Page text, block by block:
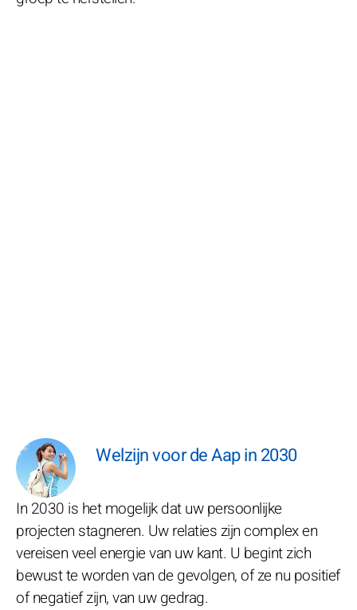
Welzijn voor de Aap in 2030
In 2030 is het mogelijk dat uw persoonlijke
projecten stagneren. Uw relaties zijn complex en
vereisen veel energie van uw kant. U begint zich
bewust te worden van de gevolgen, of ze nu positief
of negatief zijn, van uw gedrag.